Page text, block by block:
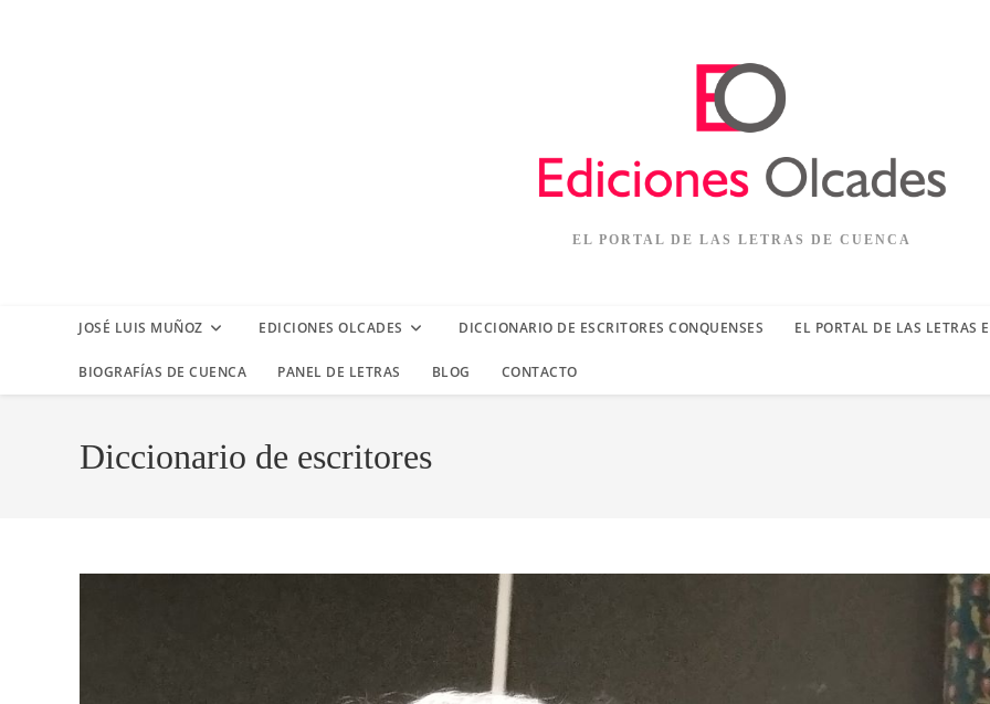
EL PORTAL DE LAS LETRAS DE CUENCA
JOSÉ LUIS MUÑOZ EDICIONES OLCADES DICCIONARIO DE ESCRITORES CONQUENSES EL PORTAL DE LAS LETRAS
BIOGRAFÍAS DE CUENCA PANEL DE LETRAS BLOG CONTACTO
Diccionario de escritores